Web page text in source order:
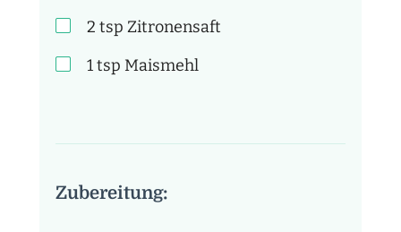
2 tsp Zitronensaft
1tsp Maismehl
Zubereitung: